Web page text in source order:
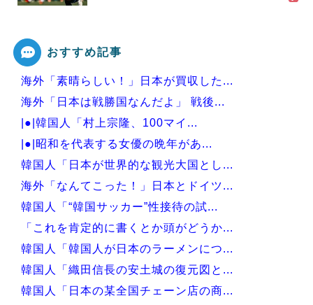
おすすめ記事
海外「素晴らしい！」日本が買収した...
海外「日本は戦勝国なんだよ」 戦後...
|●|韓国人「村上宗隆、100マイ...
|●|昭和を代表する女優の晩年があ...
韓国人「日本が世界的な観光大国とし...
海外「なんてこった！」日本とドイツ...
韓国人「“韓国サッカー”性接待の試...
「これを肯定的に書くとか頭がどうか...
韓国人「韓国人が日本のラーメンにつ...
韓国人「織田信長の安土城の復元図と...
韓国人「日本の某全国チェーン店の商...